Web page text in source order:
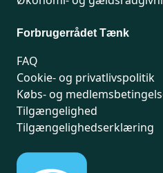
Forbrugerrådet Tænk
FAQ
Cookie- og privatlivspolitik
Købs- og
Tilgængelighed
Tilgængelighedserklæring